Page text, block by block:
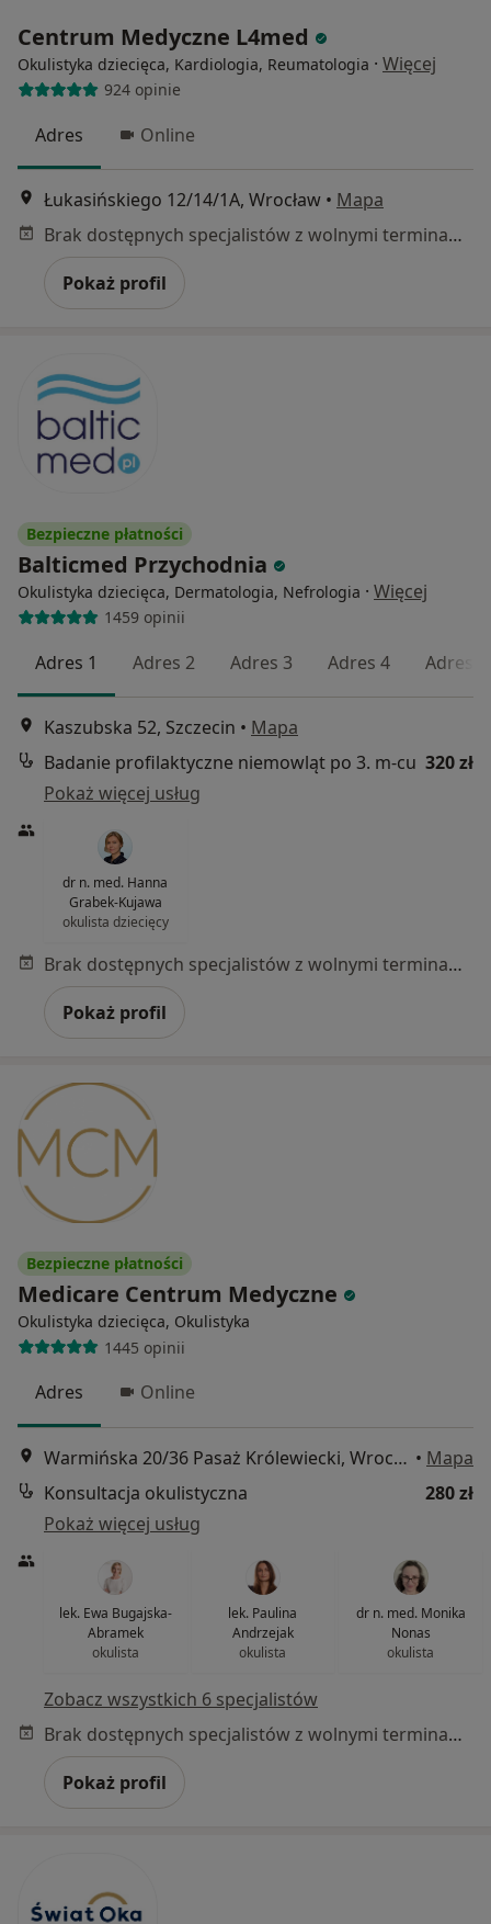
Centrum Medyczne L4med
Okulistyka dziecięca, Kardiologia, Reumatologia · Więcej
924 opinie
Adres Online
Łukasińskiego 12/14/1A, Wrocław • Mapa
Brak dostępnych specjalistów z wolnymi terminami w tym centrum medycznym.
Pokaż profil
Bezpieczne płatności
Balticmed Przychodnia
Okulistyka dziecięca, Dermatologia, Nefrologia · Więcej
1459 opinii
Adres 1 Adres 2 Adres 3 Adres 4 Adres 5
Kaszubska 52, Szczecin • Mapa
Badanie profilaktyczne niemowląt po 3. m-cu 320 zł
Pokaż więcej usług
dr n. med. Hanna
Grabek-Kujawa
okulista dziecięcy
Brak dostępnych specjalistów z wolnymi terminami w tym centrum medycznym.
Pokaż profil
Bezpieczne płatności
Medicare Centrum Medyczne
Okulistyka dziecięca, Okulistyka
1445 opinii
Adres Online
Warmińska 20/36 Pasaż Królewiecki, Wrocław • Mapa
Konsultacja okulistyczna
280 zł
Pokaż więcej usług
lek. Ewa Bugajska-
Abramek
okulista
lek. Paulina
Andrzejak
okulista
dr n. med. Monika
Nonas
okulista
Zobacz wszystkich 6 specjalistów
Brak dostępnych specjalistów z wolnymi terminami w tym centrum medycznym.
Pokaż profil